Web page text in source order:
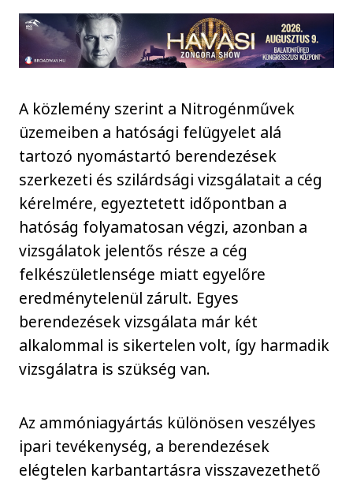
A közlemény szerint a Nitrogénművek
üzemeiben a hatósági felügyelet alá
tartozó nyomástartó berendezések
szerkezeti és szilárdsági vizsgálatait a cég
kérelmére, egyeztetett időpontban a
hatóság folyamatosan végzi, azonban a
vizsgálatok jelentős része a cég
felkészületlensége miatt egyelőre
eredménytelenül zárult. Egyes
berendezések vizsgálata már két
alkalommal is sikertelen volt, így harmadik
vizsgálatra is szükség van.
Az ammóniagyártás különösen veszélyes
ipari tevékenység, a berendezések
elégtelen karbantartásra visszavezethető